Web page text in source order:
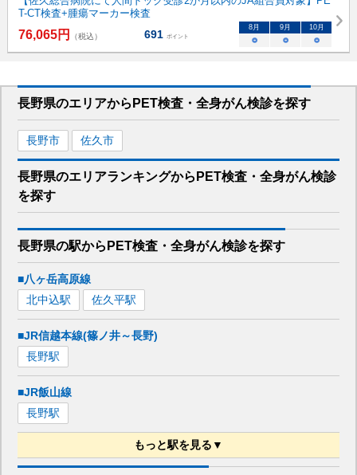
T-CT検査+腫瘍マーカー検査
76,065円 （税込） 691 ポイント
8月 9月 10月
○ ○ ○
長野県のエリアから PET検査・全身がん検診を探す
長野市 佐久市
長野県のエリアランキングから PET検査・全身がん検診
を探す
長野県の駅から PET検査・全身がん検診を探す
■八ヶ岳高原線
北中込駅 佐久平駅
■JR信越本線(篠ノ井～長野)
長野駅
■JR飯山線
長野駅
もっと駅を見る▼